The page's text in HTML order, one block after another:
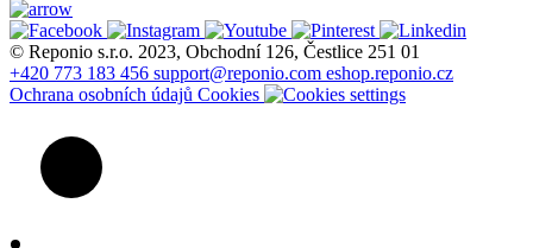
© Reponio s.r.o. 2023, Obchodní 126, Čestlice 251 01
+420 773 183 456 support@reponio.com eshop.reponio.cz
Ochrana osobních údajů Cookies